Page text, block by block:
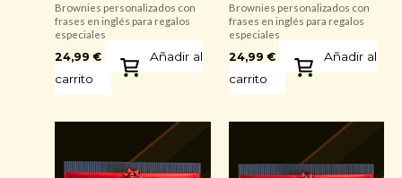
Brownies personalizados con
frases en inglés para regalos
especiales
24,99€
Añadir al
carrito
Brownies personalizados con
frases en inglés para regalos
especiales
24,99 €
Añadir al
carrito